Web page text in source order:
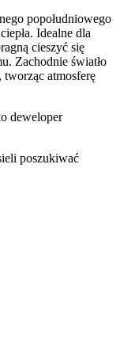
popołudniowego
Idealne dla
cieszyć się
Zachodnie światło
atmosferę
deweloper
poszukiwać